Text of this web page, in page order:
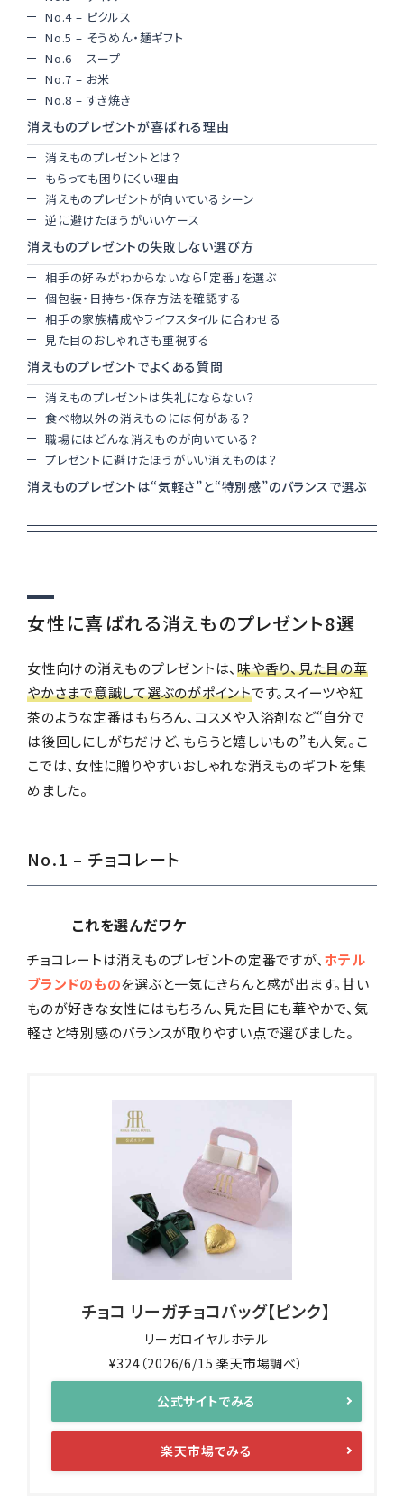
No.4 – ピクルス
No.5 – そうめん・麺ギフト
No.6 – スープ
No.7 – お米
No.8 – すき焼き
消えものプレゼントが喜ばれる理由
消えものプレゼントとは？
もらっても困りにくい理由
消えものプレゼントが向いているシーン
逆に避けたほうがいいケース
消えものプレゼントの失敗しない選び方
相手の好みがわからないなら「定番」を選ぶ
個包装・日持ち・保存方法を確認する
相手の家族構成やライフスタイルに合わせる
見た目のおしゃれさも重視する
消えものプレゼントでよくある質問
消えものプレゼントは失礼にならない？
食べ物以外の消えものには何がある？
職場にはどんな消えものが向いている？
プレゼントに避けたほうがいい消えものは？
消えものプレゼントは“気軽さ”と“特別感”のバランスで選ぶ
女性に喜ばれる消えものプレゼント8選
女性向けの消えものプレゼントは、 味や香り、見た目の華
やかさまで意識して選ぶのがポイントです。スイーツや紅
茶のような定番はもちろん、コスメや入浴剤など“自分で
は後回しにしがちだけど、もらうと嬉しいもの”も人気。こ
こでは、女性に贈りやすいおしゃれな消えものギフトを集
めました。
No.1 – チョコレート
これを選んだワケ
チョコレートは消えものプレゼントの定番ですが、 ホテル
ブランドのものを選ぶと一気にきちんと感が出ます。甘い
ものが好きな女性にはもちろん、見た目にも華やかで、気
軽さと特別感のバランスが取りやすい点で選びました。
チョコ リーガチョコバッグ【ピンク】
リーガロイヤルホテル
¥324（2026/6/15 楽天市場調べ）
公式サイトでみる
楽天市場でみる